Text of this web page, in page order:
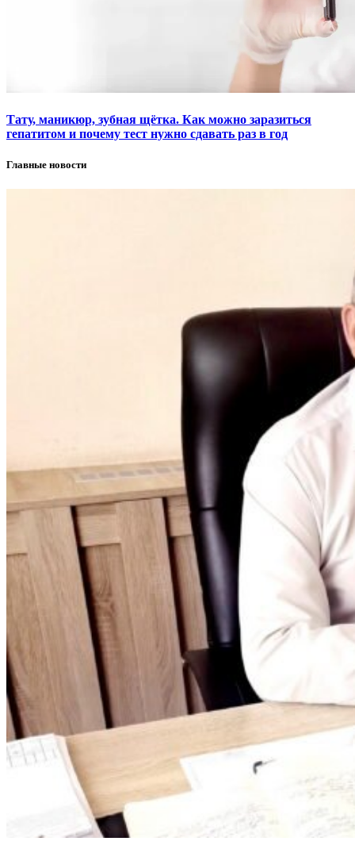
Тату, маникюр, зубная щётка. Как можно заразиться
гепатитом и почему тест нужно сдавать раз в год
Главные новости